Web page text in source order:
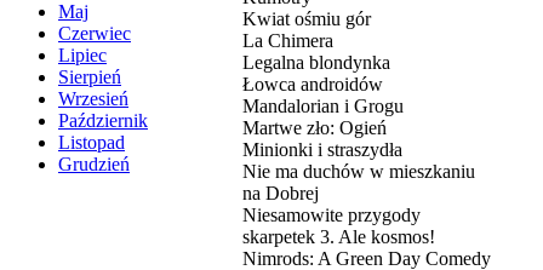
Maj
Czerwiec
Lipiec
Sierpień
Wrzesień
Październik
Listopad
Grudzień
Kwiat ośmiu gór
La Chimera
Legalna blondynka
Łowca androidów
Mandalorian i Grogu
Martwe zło: Ogień
Minionki i straszydła
Nie ma duchów w mieszkaniu
na Dobrej
Niesamowite przygody
skarpetek 3. Ale kosmos!
Nimrods: A Green Day Comedy